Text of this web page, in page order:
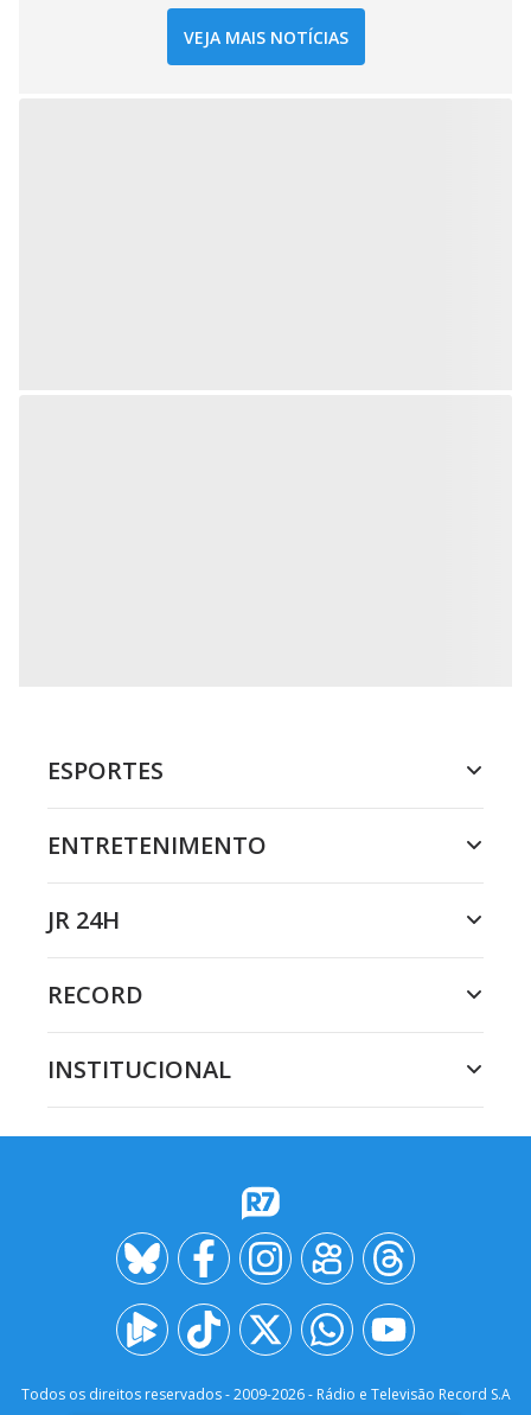
VEJA MAIS NOTÍCIAS
ESPORTES
ENTRETENIMENTO
JR 24H
RECORD
INSTITUCIONAL
Todos os direitos reservados - 2009-2026- Rádio e Televisão Record S.A